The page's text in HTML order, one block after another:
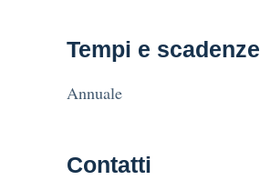
Tempi e scadenze
Annuale
Contatti